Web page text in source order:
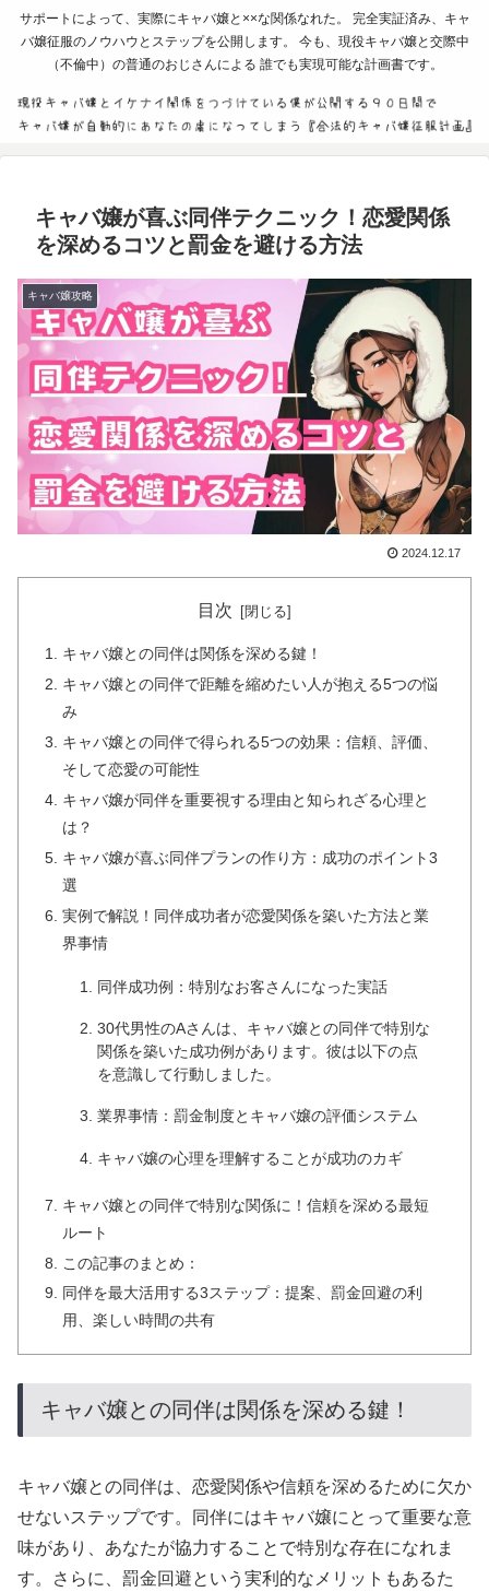
サポートによって、実際にキャバ嬢と××な関係なれた。 完全実証済み、キャ
バ嬢征服のノウハウとステップを公開します。 今も、現役キャバ嬢と交際中
（不倫中）の普通のおじさんによる 誰でも実現可能な計画書です。
キャバ嬢が喜ぶ同伴テクニック！恋愛関係
を深めるコツと罰金を避ける方法
キャバ嬢攻略
2024.12.17
目次
キャバ嬢との同伴は関係を深める鍵！
キャバ嬢との同伴で距離を縮めたい人が抱える5つの悩
み
キャバ嬢との同伴で得られる5つの効果：信頼、評価、
そして恋愛の可能性
キャバ嬢が同伴を重要視する理由と知られざる心理と
は？
キャバ嬢が喜ぶ同伴プランの作り方：成功のポイント3
選
実例で解説！同伴成功者が恋愛関係を築いた方法と業
界事情
同伴成功例：特別なお客さんになった実話
30代男性のAさんは、キャバ嬢との同伴で特別な
関係を築いた成功例があります。彼は以下の点
を意識して行動しました。
業界事情：罰金制度とキャバ嬢の評価システム
キャバ嬢の心理を理解することが成功のカギ
キャバ嬢との同伴で特別な関係に！信頼を深める最短
ルート
この記事のまとめ：
同伴を最大活用する3ステップ：提案、罰金回避の利
用、楽しい時間の共有
キャバ嬢との同伴は関係を深める鍵！
キャバ嬢との同伴は、恋愛関係や信頼を深めるために欠か
せないステップです。同伴にはキャバ嬢にとって重要な意
味があり、あなたが協力することで特別な存在になれま
す。さらに、罰金回避という実利的なメリットもあるた